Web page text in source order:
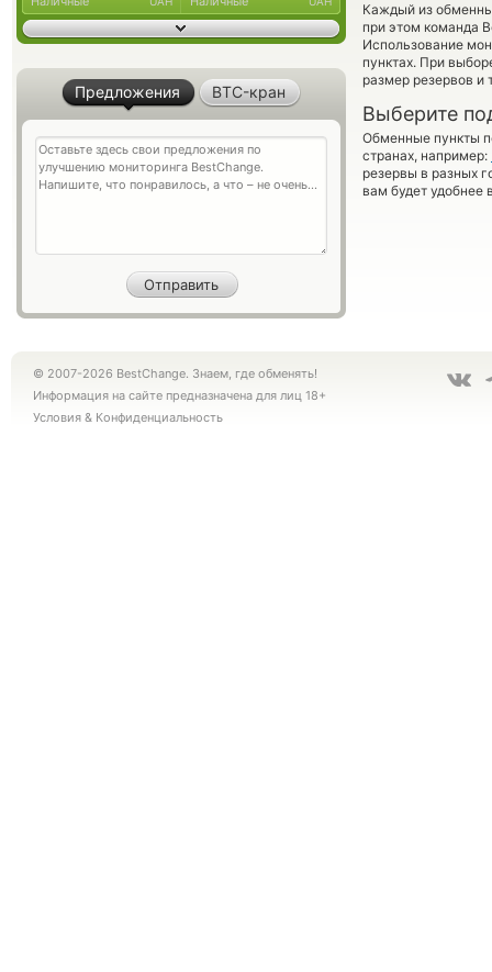
Каждый из
при этом команда
Использование
пунктах. При
размер резервов и
Выберите
Обменные пункты
странах, например:
резервы в разных
вам будет удобнее
Предложения BTC-кран
© 2007-2026 BestChange. Знаем, где обменять!
Информация на сайте предназначена для лиц 18+
Условия & Конфиденциальность